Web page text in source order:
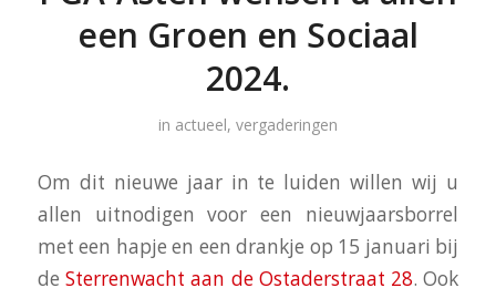
een Groen en Sociaal
2024.
in actueel, vergaderingen
Om dit nieuwe jaar in te luiden willen wij u
allen uitnodigen voor een nieuwjaarsborrel
met een hapje en een drankje op 15 januari bij
de Sterrenwacht aan de Ostaderstraat 28. Ook